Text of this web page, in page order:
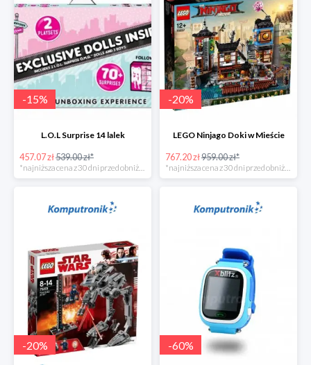
-15%
L.O.L Surprise 14 lalek
457.07 zł539.00 zł*
*najniższa cena z 30 dni przed obniżką
-20%
LEGO Ninjago Doki w Mieście
767.20 zł959.00 zł*
*najniższa cena z 30 dni przed obniżką
-20% -60%